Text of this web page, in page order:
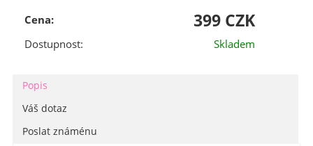
Cena:
399 CZK
Dostupnost: Skladem
Popis
Váš dotaz
Poslat známénu